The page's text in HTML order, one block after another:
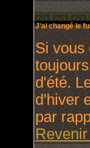
J'ai changé le
Si vous
d'été.
d'hiver
par